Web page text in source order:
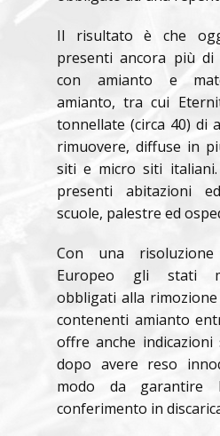
Il risultato è che
presenti ancora più
con amianto e
amianto, tra cui
tonnellate (circa 40) di
rimuovere, diffuse in
siti e micro siti
presenti abitazioni
scuole, palestre ed
Con una
Europeo gli stati
obbligati alla
contenenti amianto
offre anche indicazioni
dopo avere reso
modo da garantire
conferimento in